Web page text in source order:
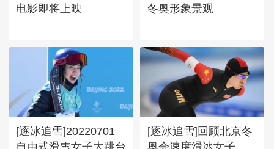
电影即将上映
冬奥形象景观
[逐冰追雪]20220701
自由式滑雪女子大跳台
[逐冰追雪]回顾北京冬
奥会速度滑冰女子